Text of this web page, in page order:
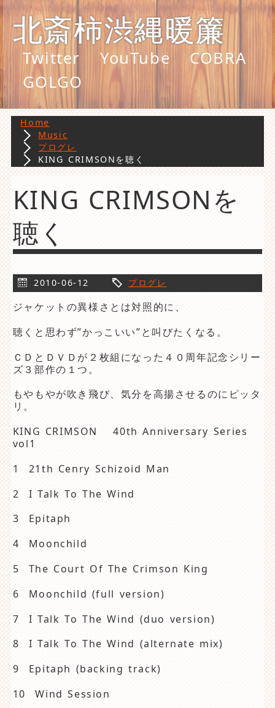
北斎柿渋縄暖簾
Twitter YouTube
COBRA
GOLGO
Home
Music
プログレ
KING CRIMSONを聴く
KING CRIMSONを
聴く
2010-06-12 プログレ
ジャケットの異様さとは対照的に、
聴くと思わず”かっこいい”と叫びたくなる。
ＣＤとＤＶＤが２枚組になった４０周年記念シリー
ズ３部作の１つ。
もやもやが吹き飛び、気分を高揚させるのにピッタ
リ。
KING CRIMSON 40th Anniversary Series
vol1
1 21th Cenry Schizoid Man
2 I Talk To The Wind
3 Epitaph
4 Moonchild
5 The Court Of The Crimson King
6 Moonchild (full version)
7 I Talk To The Wind (duo version)
8 I Talk To The Wind (alternate mix)
9 Epitaph (backing track)
10 Wind Session